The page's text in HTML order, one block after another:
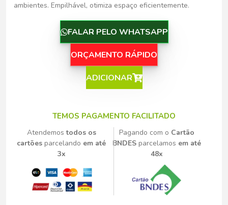
ambientes. Empilhável, otimiza espaço eficientemente.
FALAR PELO WHATSAPP
ORÇAMENTO RÁPIDO
ADICIONAR
TEMOS PAGAMENTO FACILITADO
Atendemostodos os
cartões parcelando em até
3x
Pagando com o Cartão
BNDESparcelamos em até
48x